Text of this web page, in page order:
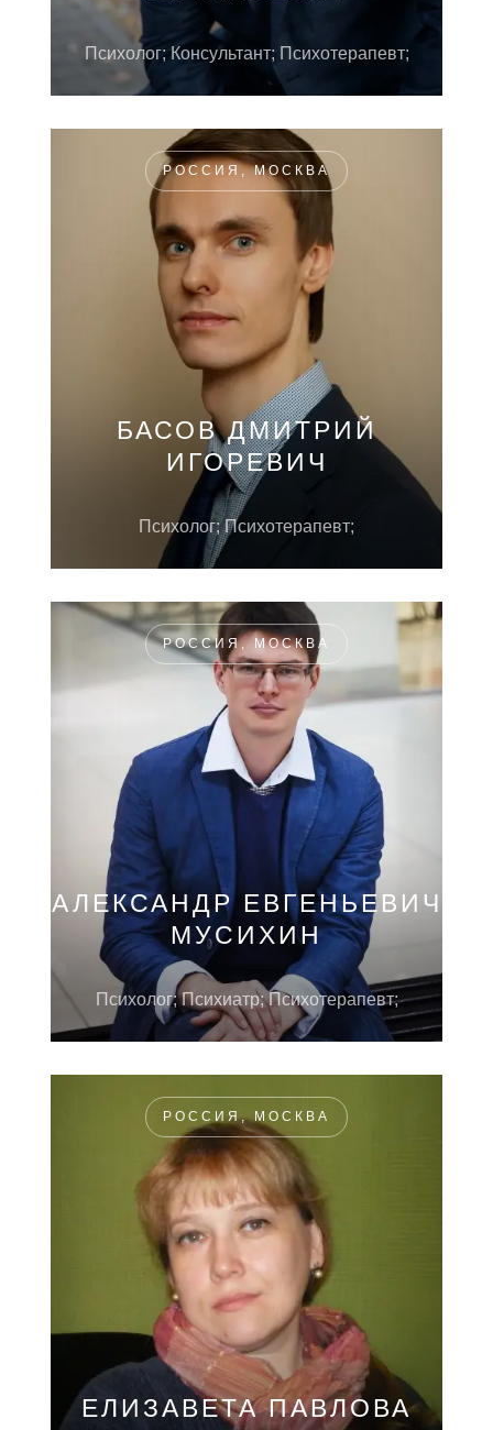
Психолог; Консультант; Психотерапевт;
РОССИЯ, МОСКВА
БАСОВ ДМИТРИЙ
ИГОРЕВИЧ
Психолог; Психотерапевт;
РОССИЯ, МОСКВА
АЛЕКСАНДР ЕВГЕНЬЕВИЧ
МУСИХИН
Психолог; Психиатр; Психотерапевт;
РОССИЯ, МОСКВА
ЕЛИЗАВЕТА ПАВЛОВА